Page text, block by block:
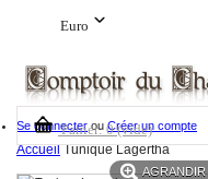
Euro
Se connecterouCréer un compte
Panier: 0 (vide)
Accueil Tunique Lagertha
AGRANDIR